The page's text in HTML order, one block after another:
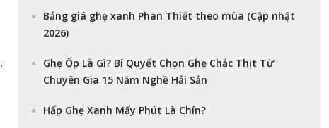
,
Bảng giá ghẹ xanh Phan Thiết theo mùa (Cập nhật
2026)
Ghẹ Ốp Là Gì? Bí Quyết Chọn Ghẹ Chắc Thịt Từ
Chuyên Gia 15 Năm Nghề Hải Sản
Hấp Ghẹ Xanh Mấy Phút Là Chín?